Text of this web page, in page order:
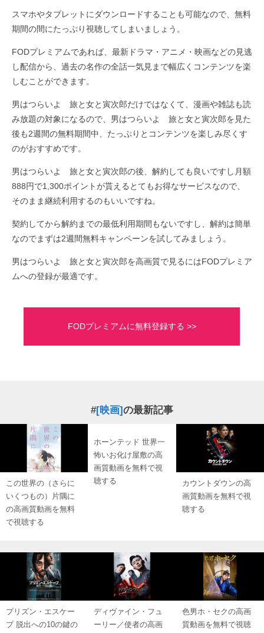
スマホやタブレットにダウンロードすることも可能なので、無料
期間の間にたっぷり視聴してしまいましょう。
FODプレミアムであれば、最新ドラマ・アニメ・映画などの見逃
し配信から、過去の名作の全話一気見まで幅広くコンテンツを楽
しむことができます。
男はつらいよ 旅と女と寅次郎だけではなくて、漫画や雑誌も読
み放題の対象になるので、男はつらいよ 旅と女と寅次郎を見た
後も2週間の無料期間中、たっぷりとコンテンツを楽しみ尽くす
のがおすすめです。
男はつらいよ 旅と女と寅次郎の後、解約しても良いですし月額
888円で1,300ポイントが貰えるとてもお得なサービスなので、
そのまま継続利用するのもいいですね。
契約してから解約までの最低利用期間もないですし、解約は簡単
なのでまずは2週間無料キャンペーンを試してみましょう。
男はつらいよ 旅と女と寅次郎を高画質で見るにはFODプレミア
ムへの登録が最適です。
FODプレミアムに無料登録する >>
#[映画]の最新記事
この世界の（さらに
いくつもの）片隅に
の高画質動画を無料
で視聴する
ホーンテッド 世界一
怖いお化け屋敷の高
画質動画を無料で視
聴する
カウントダウンの高
画質動画を無料で視
聴する
プリズン・エスケー
プ 脱出への10の鍵の
ディヴァイン・フュ
ーリー／使者の高画
色男ホ・セクの高画
質動画を無料で視聴